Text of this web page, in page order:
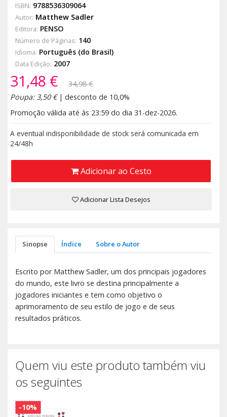
ISBN: 9788536309064
Autor: Matthew Sadler
Editora: PENSO
Número de Páginas: 140
Idioma: Português (do Brasil)
Data Edição: 2007
31,48 €
34,98 €
Poupa: 3,50 €| desconto de 10,0%
Promoção válida até às 23:59 do dia 31-dez-2026.
A eventual indisponibilidade de stock será comunicada em
24/48h
Adicionar ao Cesto
Adicionar Lista Desejos
Sinopse Índice Sobre o Autor
Escrito por Matthew Sadler, um dos principais jogadores
do mundo, este livro se destina principalmente a
jogadores iniciantes e tem como objetivo o
aprimoramento de seu estilo de jogo e de seus
resultados práticos.
Quem viu este produto também viu
os seguintes
-10%